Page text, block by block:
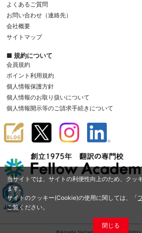
当サイトでは、サイトの利便性向上のため、クッ
ます。
サイトのクッキー(Cookie)の使用に関しては、「
ご覧ください。
閉じる
よくあるご質問
お問い合わせ（連絡先）
会社概要
サイトマップ
■ 規約について
会員規約
ポイント利用規約
個人情報保護方針
個人情報のお取り扱いについて
個人情報開示等のご請求手続きについて